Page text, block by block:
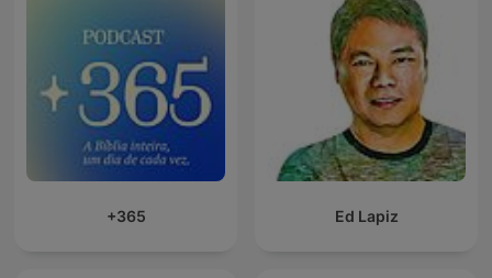
+365 Ed Lapiz